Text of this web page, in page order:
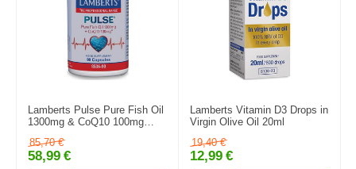
Lamberts Pulse Pure Fish Oil
1300mg & CoQ10 100mg
85,70 €
58,99 €
Lamberts Vitamin D3 Drops in
Virgin Olive Oil 20ml
19,40 €
12,99 €